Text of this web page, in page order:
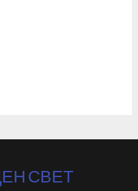
СВЕТ